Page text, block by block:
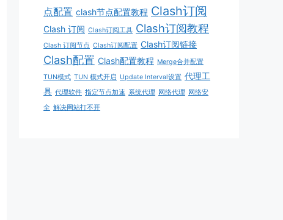
点配置 clash节点配置教程 Clash订阅
Clash 订阅 Clash订阅工具 Clash订阅教程
Clash 订阅节点 Clash订阅配置 Clash订阅链接
Clash配置 Clash配置教程 Merge合并配置
TUN模式 TUN 模式开启 Update Interval设置 代理工
具 代理软件 指定节点加速 系统代理 网络代理 网络安
全 解决网站打不开